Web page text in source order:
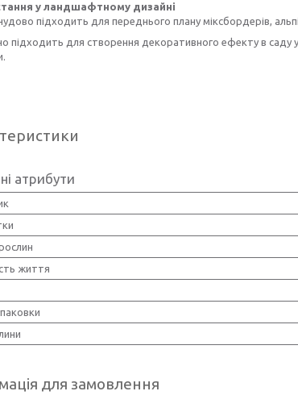
у ландшафтному дизайні
підходить для переднього плану міксбордерів,
підходить для створення декоративного ефекту в саду
атрибути
життя
для замовлення